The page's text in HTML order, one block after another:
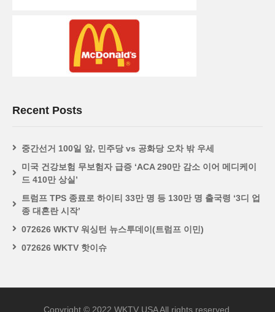
Recent Posts
중간선거 100일 앞, 민주당 vs 공화당 오차 밖 우세
미국 건강보험 무보험자 급증 ‘ACA 290만 감소 이어 메디케이
드 410만 상실’
트럼프 TPS 종료로 하이티 33만 명 등 130만 명 출국령 ‘3디 업
종 대혼란 시작’
072626 WKTV 워싱턴 뉴스투데이(트럼프 이민)
072626 WKTV 핫이슈
Copyright © 2022 WKTV USA All rights reserved.